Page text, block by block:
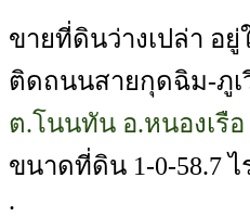
ขายที่ดินว่างเปล่า อ
ติดถนนสายกุดฉิม-ภูเ
ต.โนนทัน อ.หนองเรื
ขนาดที่ดิน 1-0-58.7 ไ
.